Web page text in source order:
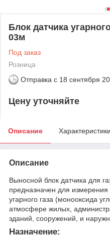
Блок датчика
03м
Под заказ
Розница
Отправка с 18 сентября
Цену уточняйте
Описание Характеристики
Описание
Выносной блок датчика для
предназначен для
угарного газа (монооксида
атмосфере жилых,
зданий, сооружений, и
Назначение: